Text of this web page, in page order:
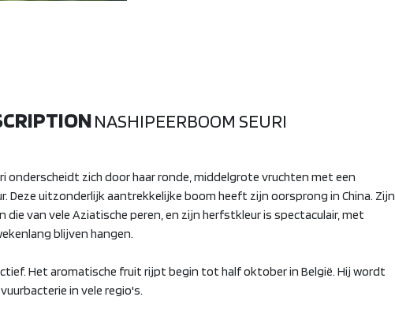
NASHIPEERBOOM SEURI
onderscheidt zich door haar ronde, middelgrote vruchten met een
Deze uitzonderlijk aantrekkelijke boom heeft zijn oorsprong in China. Zijn
die van vele Aziatische peren, en zijn herfstkleur is spectaculair, met
blijven hangen.
Het aromatische fruit rijpt begin tot half oktober in België. Hij wordt
in vele regio's.